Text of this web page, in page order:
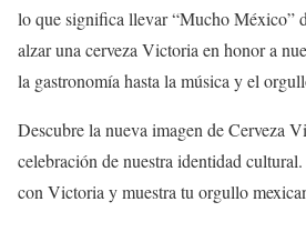
lo que significa llevar “Mucho México”
alzar una cerveza Victoria en honor a
la gastronomía hasta la música y el
Descubre la nueva imagen de Cerveza
celebración de nuestra identidad
con Victoria y muestra tu orgullo